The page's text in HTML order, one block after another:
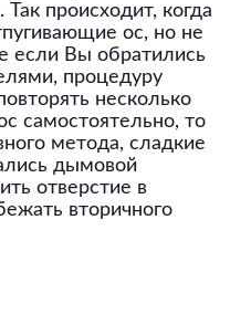
происходит, когда
ос, но не
если Вы обратились
процедуру
несколько
самостоятельно, то
метода, сладкие
дымовой
отверстие в
вторичного